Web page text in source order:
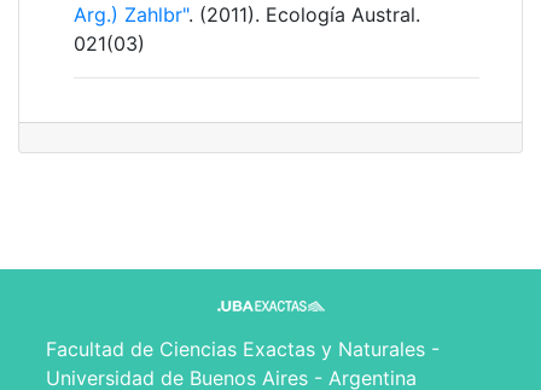
Arg.) Zahlbr". (2011). Ecología Austral.
021(03)
Facultad de Ciencias Exactas y Naturales -
Universidad de Buenos Aires - Argentina